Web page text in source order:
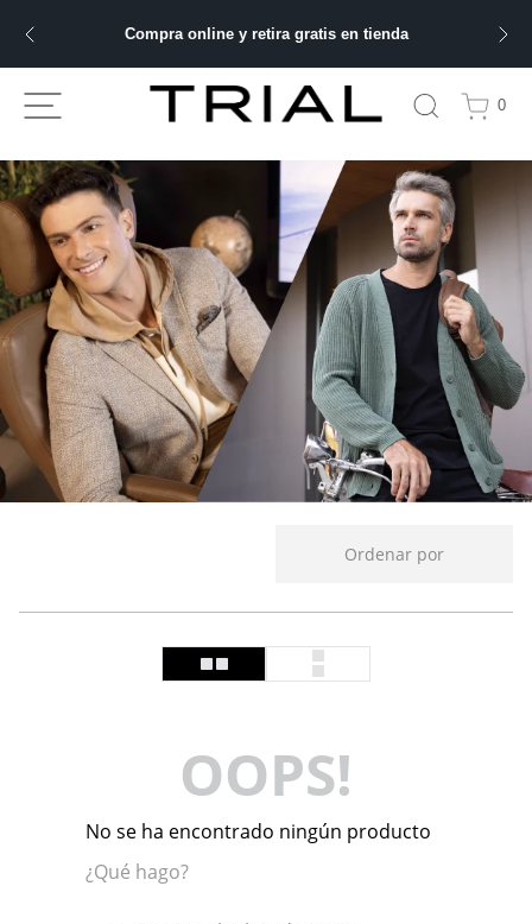
Compra online y retira gratis en tienda
0
Ordenar por
OOPS!
No se ha encontrado ningún producto
¿Qué hago?
BUSCADOS